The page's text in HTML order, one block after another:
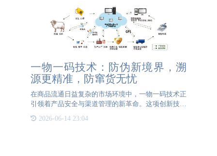
一物一码技术：防伪新境界，溯
源更精准，防窜货无忧
在商品流通日益复杂的市场环境中，一物一码技术正
引领着产品安全与渠道管理的新革命。这项创新技术
通过为每件商品赋予唯一的数字身份，构建起贯穿供
应链全流程的智能管理体系，为企业提供了全方位的
2026-06-14 23:04